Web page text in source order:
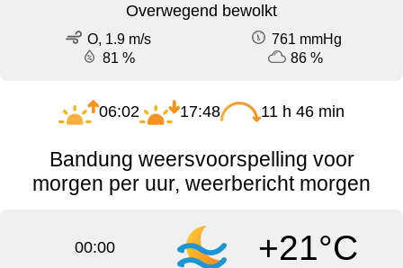
Overwegend bewolkt
O, 1.9 m/s
761 mmHg
81 %
86 %
06:02 17:48 11 h 46 min
Bandung weersvoorspelling voor
morgen per uur, weerbericht morgen
00:00 +21°C